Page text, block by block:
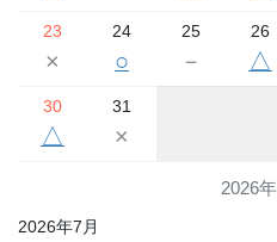
2026
23
×
24
○
25
－
26
△
30
△
31
×
2026年7月